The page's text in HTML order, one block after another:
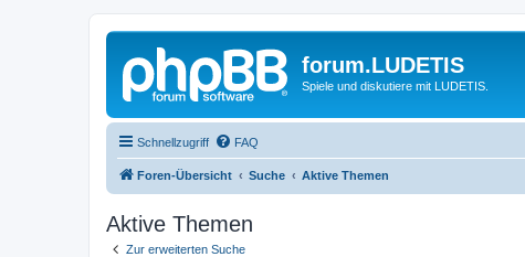
forum.LUDETIS
Spiele und diskutiere mit LUDETIS.
Schnellzugriff FAQ
Foren-Übersicht Suche Aktive Themen
Aktive Themen
Zur erweiterten Suche